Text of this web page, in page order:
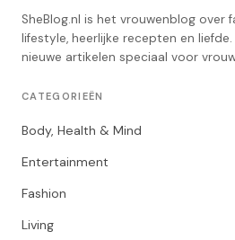
SheBlog.nl is het vrouwenblog over
lifestyle, heerlijke recepten en liefde.
nieuwe artikelen speciaal voor
CATEGORIEËN
Body, Health & Mind
Entertainment
Fashion
Living